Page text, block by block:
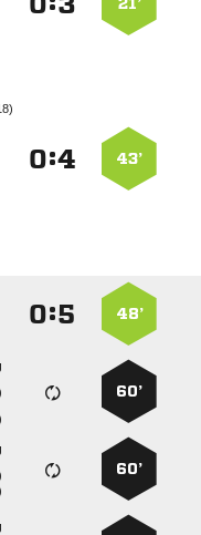
21’
43’
:
48’
:
60’
60’